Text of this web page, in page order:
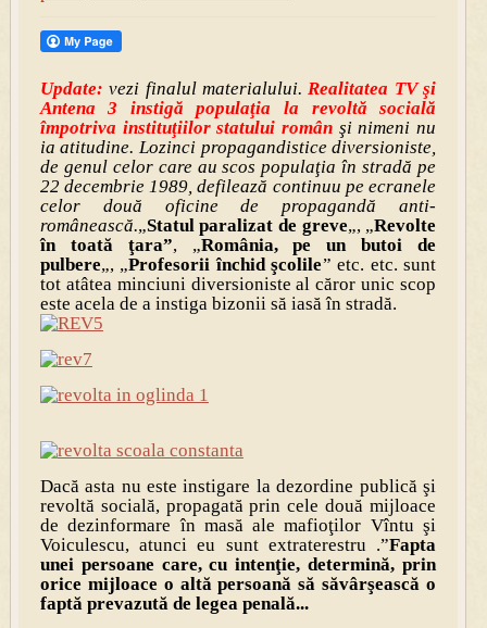
Update: vezi finalul materialului.Realitatea TV şi
Antena 3 instigă populaţia la revoltă socială
împotriva instituţiilor statului român şi nimeni nu
ia atitudine. Lozinci propagandistice diversioniste,
de genul celor care au scos populaţia în stradă pe
22 decembrie 1989, defilează continuu pe ecranele
celor două oficine de propagandă anti-
românească.„Statul paralizat de greve„, „Revolte
în toată ţara”, „România, pe un butoi de
pulbere„, „Profesorii închid şcolile” etc. etc. sunt
tot atâtea minciuni diversioniste al căror unic scop
este acela de a instiga bizonii să iasă în stradă.
Dacă asta nu este instigare la dezordine publică şi
revoltă socială, propagată prin cele două mijloace
de dezinformare în masă ale mafioţilor Vîntu şi
Voiculescu, atunci eu sunt extraterestru .”Fapta
unei persoane care, cu intenţie, determină, prin
orice mijloace o altă persoană să săvârşească o
faptă prevazută de legea penală...